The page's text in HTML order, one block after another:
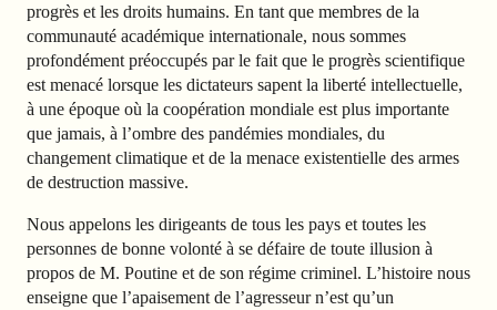
progrès et les droits humains. En tant que membres de la
communauté académique internationale, nous sommes
profondément préoccupés par le fait que le progrès scientifique
est menacé lorsque les dictateurs sapent la liberté intellectuelle,
à une époque où la coopération mondiale est plus importante
que jamais, à l’ombre des pandémies mondiales, du
changement climatique et de la menace existentielle des armes
de destruction massive.
Nous appelons les dirigeants de tous les pays et toutes les
personnes de bonne volonté à se défaire de toute illusion à
propos de M. Poutine et de son régime criminel. L’histoire nous
enseigne que l’apaisement de l’agresseur n’est qu’un